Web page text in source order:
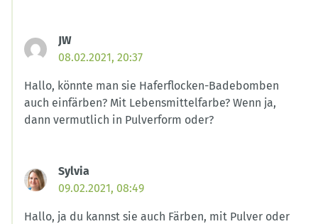
JW
08.02.2021, 20:37
Hallo, könnte man sie Haferflocken-Badebomben
auch einfärben? Mit Lebensmittelfarbe? Wenn ja,
dann vermutlich in Pulverform oder?
Sylvia
09.02.2021, 08:49
Hallo, ja du kannst sie auch Färben, mit Pulver oder